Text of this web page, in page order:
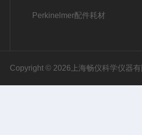
Perkinelmer配件耗材
Copyright © 2026上海畅仪科学仪器